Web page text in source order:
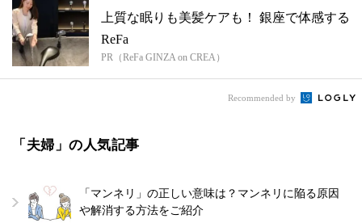
上質な眠りも美髪ケアも！ 銀座で体感する
ReFa
PR（ReFa GINZA on CREA）
Recommended by
「夫婦」の人気記事
「マンネリ」の正しい意味は？マンネリに陥る原因
や解消する方法をご紹介